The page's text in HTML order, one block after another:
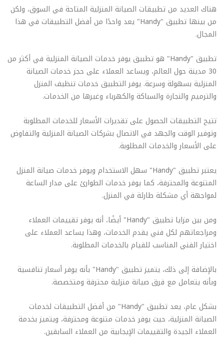
هناك العديد من تطبيقات الصيانة المنزلية المتاحة في السوق، ولكن
من بينها تطبيق "Handy" يعد واحدًا من أفضل التطبيقات في هذا
المجال.
تطبيق "Handy" هو تطبيق يوفر خدمات الصيانة المنزلية في أكثر من
30 مدينة حول العالم، ويساعد العملاء على حجز خدمات الصيانة
المنزلية بسهولة وسرعة. يوفر التطبيق خدمات تنظيف المنزل
والترميم والنجارة والسباكة والكهرباء وغيرها من الخدمات.
تتيح التطبيقات الحصول على تقديرات الأسعار للخدمات المطلوبة
وتوفير الوقت والجهد في الاتصال بشركات الصيانة المنزلية والتفاوض
على الأسعار والخدمات المطلوبة.
يعتبر تطبيق "Handy" سهل الاستخدام ويوفر خدمات صيانة المنزل
المتنوعة والمحترفة، كما يوفر خدمات الطوارئ على مدار الساعة
لمواجهة أي مشكلة طارئة في المنزل.
ومن بين مزايا تطبيق "Handy" أيضًا، أنه يوفر تقييمات العملاء
ومراجعاتهم لكل فني يقدم الخدمات، وهذا يساعد العملاء على
اختيار الفني المناسب للقيام بالخدمات المطلوبة.
بالإضافة إلى ذلك، يتميز تطبيق "Handy" بأنه يوفر أسعار تنافسية
وبأنه يتعامل مع فرق صيانة منزلية محترفة ومتخصصة.
بشكل عام، يعد تطبيق "Handy" من أفضل التطبيقات لخدمات
الصيانة المنزلية، حيث يوفر خدمات متنوعة ومحترفة، ويتميز بخدمة
العملاء الجيدة والتقييمات الإيجابية من العملاء السابقين.